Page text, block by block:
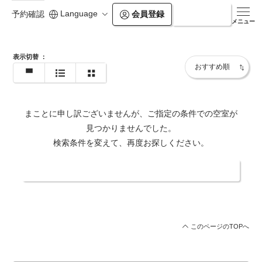
予約確認 Language 会員登録
メニュー
https://glamprook.jp/iizuna/
表示切替 ：
まことに申し訳ございませんが、ご指定の条件での空室が
見つかりませんでした。
検索条件を変えて、再度お探しください。
このページのTOPへ